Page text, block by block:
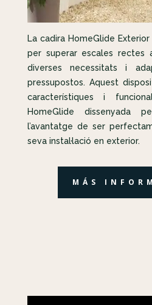
La cadira HomeGlide
per superar escales rectes
diverses necessitats i
pressupostos. Aquest
característiques i
HomeGlide dissenyada
l’avantatge de ser
seva instal·lació en exterior.
MÁS